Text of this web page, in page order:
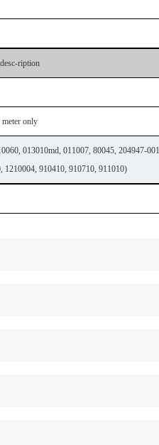
desc-ription
meter only
013010md, 011007, 80045, 204947-
1210004, 910410, 910710, 911010)